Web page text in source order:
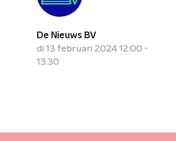
De Nieuws BV
di 13 februari 2024 12:00 -
13:30